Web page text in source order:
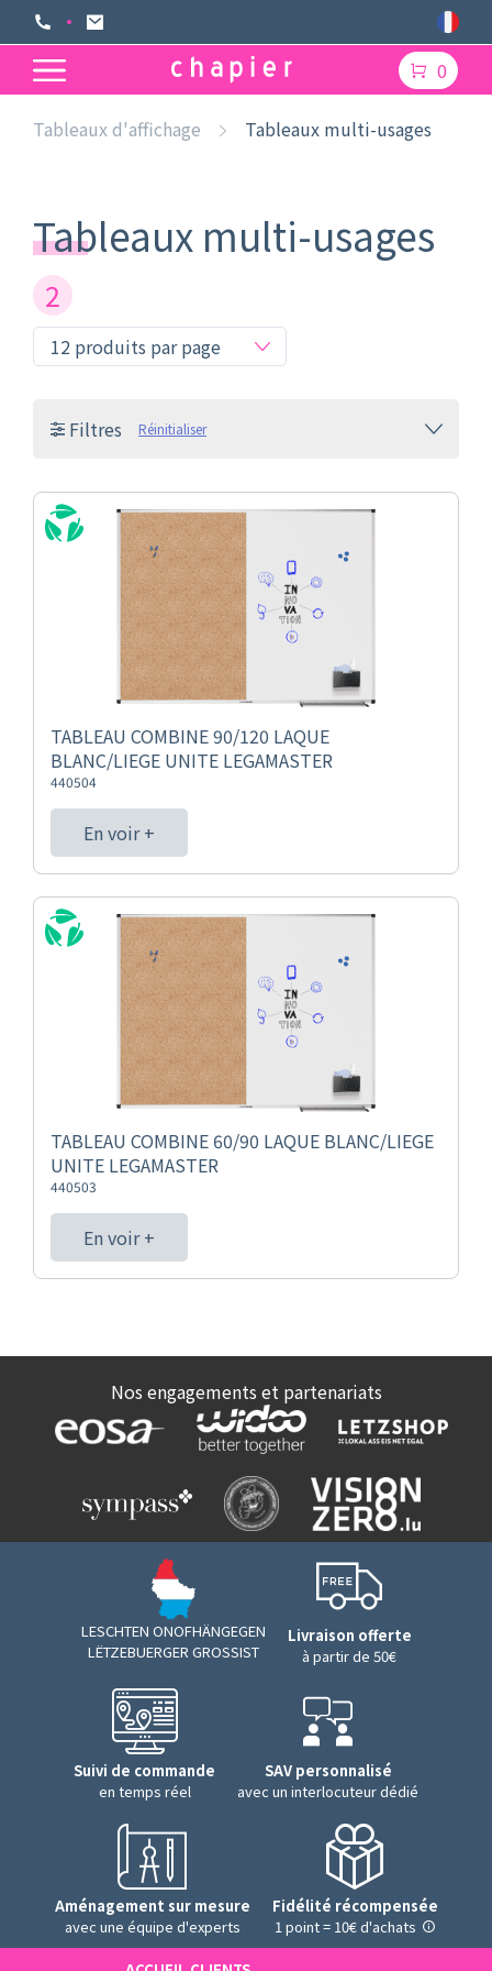
0
Tableaux d'affichage Tableaux multi-usages
Tableaux multi-usages
2
Filtres Réinitialiser
TABLEAU COMBINE 90/120 LAQUE
BLANC/LIEGE UNITE LEGAMASTER
440504
En voir +
TABLEAU COMBINE 60/90 LAQUE BLANC/LIEGE
UNITE LEGAMASTER
440503
En voir +
Nos engagements et partenariats
LESCHTEN ONOFHÄNGEGEN
LËTZEBUERGER GROSSIST
Livraison offerte
à partir de 50€
Suivi de commande
en temps réel
SAV personnalisé
avec un interlocuteur dédié
Aménagement sur mesure
avec une équipe d'experts
Fidélité récompensée
1 point = 10€ d'achats